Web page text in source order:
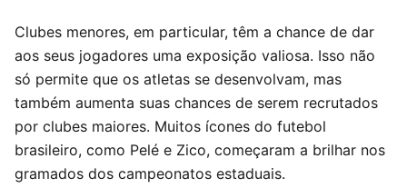
Clubes menores, em particular, têm a chance de dar
aos seus jogadores uma exposição valiosa. Isso não
só permite que os atletas se desenvolvam, mas
também aumenta suas chances de serem recrutados
por clubes maiores. Muitos ícones do futebol
brasileiro, como Pelé e Zico, começaram a brilhar nos
gramados dos campeonatos estaduais.